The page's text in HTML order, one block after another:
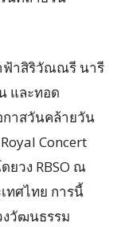
าฟ้าสิริวัณณรี นารี
และทอด
กาสวันคล้ายวัน
Concert
ยวง RBSO ณ
ทศไทย การนี้
วัฒนธรรม